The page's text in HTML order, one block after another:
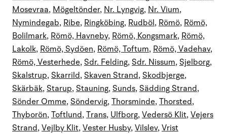
Mosevraa, Mögeltönder, Nr. Lyngvig, Nr. Vium,
Nymindegab, Ribe, Ringköbing, Rudböl, Römö, Römö,
Bolilmark, Römö, Havneby, Römö, Kongsmark, Römö,
Lakolk, Römö, Sydöen, Römö, Toftum, Römö, Vadehav,
Römö, Vesterhede,Sdr. Felding,Sdr. Nissum,Sjelborg,
Skalstrup,Skarrild,Skaven Strand,Skodbjerge,
Skärbäk,Starup,Stauning,Sunds,Sädding Strand,
Sönder Omme,Söndervig,Thorsminde,Thorsted,
Thyborön,Toftlund,Trans, Ulfborg,Vedersö Klit,Vejers
Strand,Vejlby Klit,Vester Husby,Vilslev,Vrist